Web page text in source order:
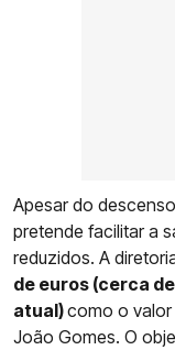
Apesar do
pretende facilitar a
reduzidos. A
de euros (cerca
atual)como o valor
João Gomes. O